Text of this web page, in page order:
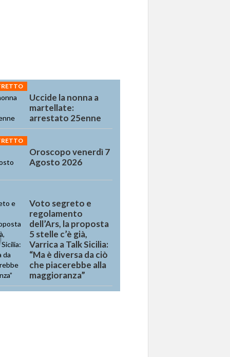
Uccide la nonna a
martellate:
arrestato 25enne
Oroscopo venerdì 7
Agosto 2026
Voto segreto e
regolamento
dell’Ars, la proposta
5 stelle c’è già,
Varrica a Talk Sicilia:
“Ma è diversa da ciò
che piacerebbe alla
maggioranza”